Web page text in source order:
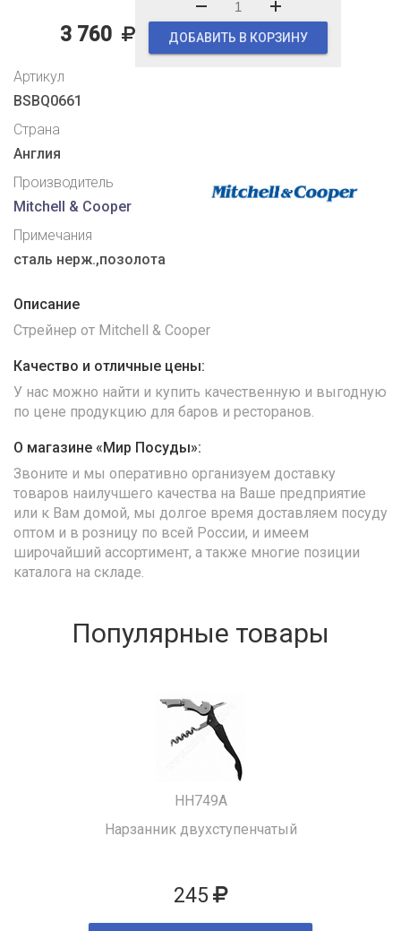
3 760 ДОБАВИТЬ В КОРЗИНУ
Артикул
BSBQ0661
Страна
Англия
Производитель
Mitchell & Cooper
Примечания
сталь нерж.,позолота
Описание
Стрейнер от Mitchell & Cooper
Качество и отличные цены:
У нас можно найти и купить качественную и выгодную
по цене продукцию для баров и ресторанов.
О магазине «Мир Посуды»:
Звоните и мы оперативно организуем доставку
товаров наилучшего качества на Ваше предприятие
или к Вам домой, мы долгое время доставляем посуду
оптом и в розницу по всей России, и имеем
широчайший ассортимент, а также многие позиции
каталога на складе.
Популярные товары
HH749A
Нарзанник двухступенчатый
245